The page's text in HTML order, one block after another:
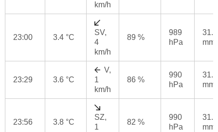
km/h
23:00 3.4 °C
SV,
4
km/h
89 %
989
hPa
31.6
mm
23:29 3.6 °C
V,
1
km/h
86 %
990
hPa
31.6
mm
23:56 3.8 °C
SZ,
1
82 %
990
hPa
31.6
mm